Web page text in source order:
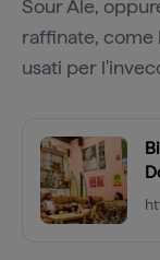
Sour Ale,
raffinate, come
usati per